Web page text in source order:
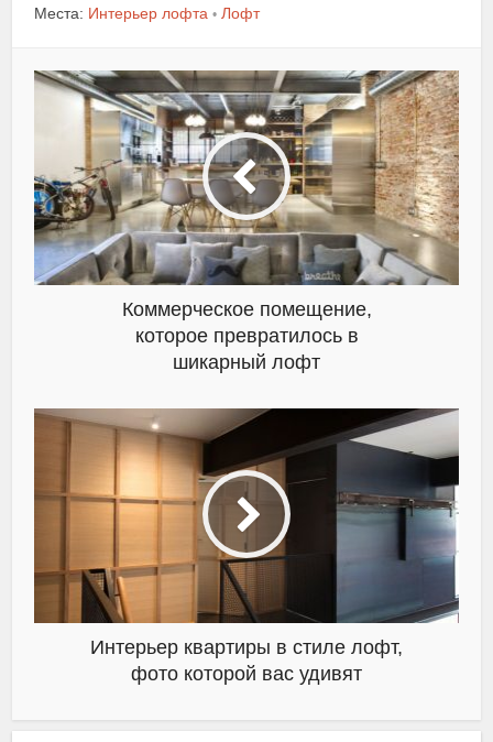
Места: Интерьер лофта • Лофт
Коммерческое помещение,
которое превратилось в
шикарный лофт
Интерьер квартиры в стиле лофт,
фото которой вас удивят